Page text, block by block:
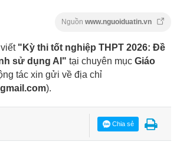
Nguồn www.nguoiduatin.vn
"Kỳ thi tốt nghiệp THPT 2026: Đề
sử dụng AI" tại chuyên mục Giáo
tác xin gửi về địa chỉ
).
Chia sẻ